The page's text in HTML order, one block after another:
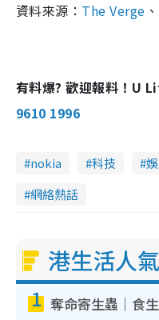
資料來源： The Verge 、
有料爆? 歡迎報料！U
9610 1996
nokia 科技
網絡熱話
港生活人
1